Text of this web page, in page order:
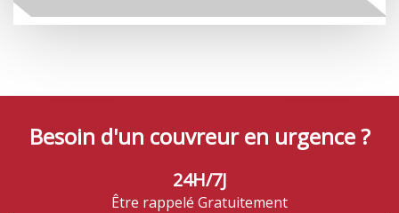
Besoin d'un couvreur en urgence ?
24H/7J
Être rappelé Gratuitement